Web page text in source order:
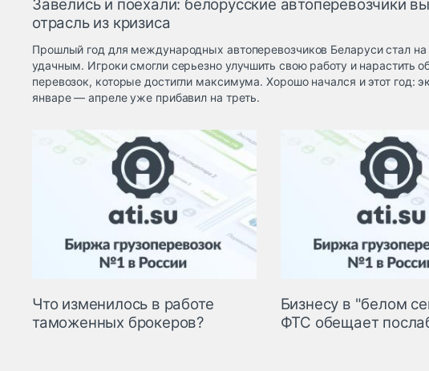
Завелись и поехали: белорусские автоперевозчики
отрасль из кризиса
Прошлый год для между­народных автоперевозчиков Беларуси стал на
удачным. Игроки смогли серьезно улучшить свою работу и нарастить
перевозок, которые достигли максимума. Хорошо начался и этот год:
январе — апреле уже прибавил на треть.
Что изменилось в работе
таможенных брокеров?
Бизнесу в "белом
ФТС обещает